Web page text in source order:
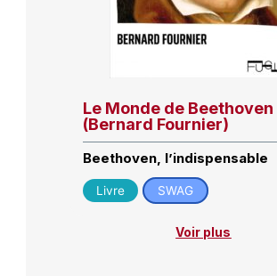
Le Monde de Beethoven
(Bernard Fournier)
Beethoven, l’indispensable
Livre SWAG
Voir plus